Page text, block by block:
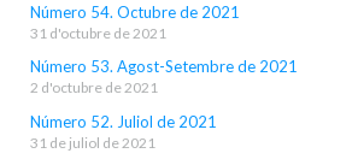
Número 54. Octubre de 2021
31 d'octubre de 2021
Número 53. Agost-Setembre de 2021
2 d'octubre de 2021
Número 52. Juliol de 2021
31 de juliol de 2021